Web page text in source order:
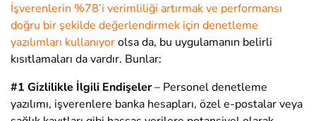
İşverenlerin %78’i verimliliği artırmak ve performansı
doğru bir şekilde değerlendirmek için denetleme
yazılımları kullanıyorolsa da, bu uygulamanın belirli
kısıtlamaları da vardır. Bunlar:
#1 Gizlilikle İlgili Endişeler– Personel denetleme
yazılımı, işverenlere banka hesapları, özel e-postalar veya